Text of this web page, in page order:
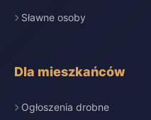
Sławne osoby
Dla mieszkańców
Ogłoszenia drobne